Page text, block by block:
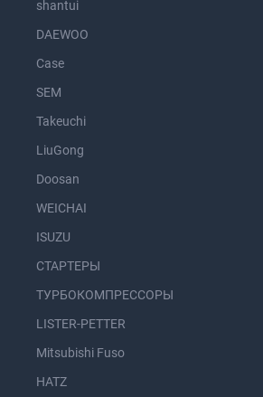
shantui
DAEWOO
Case
SEM
Takeuchi
LiuGong
Doosan
WEICHAI
ISUZU
СТАРТЕРЫ
ТУРБОКОМПРЕССОРЫ
LISTER-PETTER
Mitsubishi Fuso
HATZ